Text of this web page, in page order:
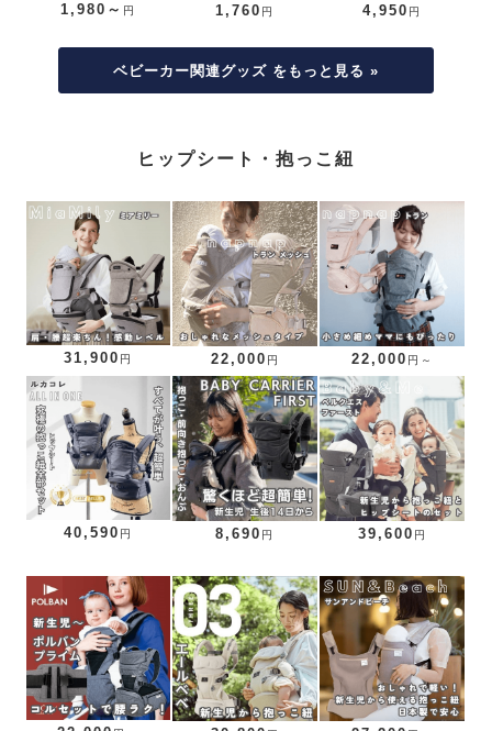
1,980～ 円 1,760 円 4,950 円
ベビーカー関連グッズ をもっと見る »
ヒップシート・抱っこ紐
31,900 円 22,000 円 22,000 円～
40,590 円 8,690 円 39,600 円